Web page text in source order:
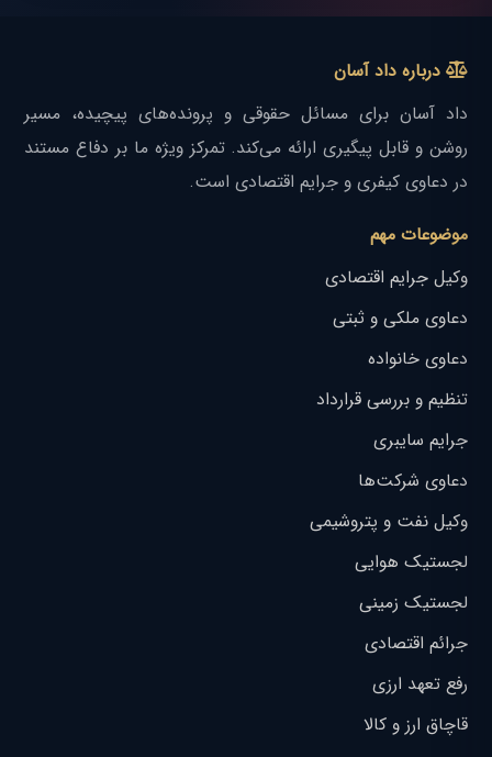
درباره داد آسان
داد آسان برای مسائل حقوقی و پرونده‌های پیچیده، مسیر
روشن و قابل پیگیری ارائه می‌کند. تمرکز ویژه ما بر دفاع مستند
در دعاوی کیفری و جرایم اقتصادی است.
موضوعات مهم
وکیل جرایم اقتصادی
دعاوی ملکی و ثبتی
دعاوی خانواده
تنظیم و بررسی قرارداد
جرایم سایبری
دعاوی شرکت‌ها
وکیل نفت و پتروشیمی
لجستیک هوایی
لجستیک زمینی
جرائم اقتصادی
رفع تعهد ارزی
قاچاق ارز و کالا